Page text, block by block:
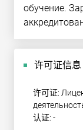
обучение.
许可证信息
许可证:
认证: -